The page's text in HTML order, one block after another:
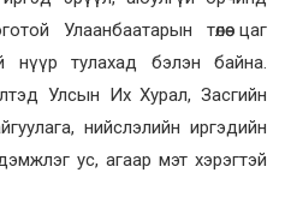
Улаанбаатарын төлөө цаг
нүүр тулахад бэлэн байна.
Улсын Их Хурал, Засгийн
нийслэлийн иргэдийн
дэмжлэг ус, агаар мэт хэрэгтэй